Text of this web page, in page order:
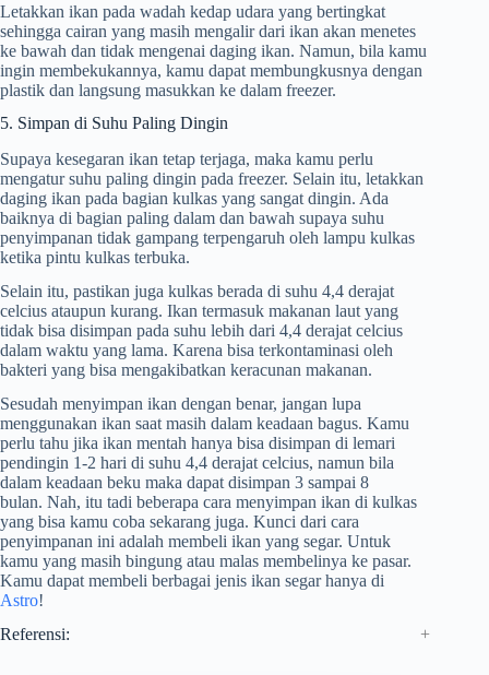
Letakkan ikan pada wadah kedap udara yang bertingkat
sehingga cairan yang masih mengalir dari ikan akan menetes
ke bawah dan tidak mengenai daging ikan. Namun, bila kamu
ingin membekukannya, kamu dapat membungkusnya dengan
plastik dan langsung masukkan ke dalam freezer.
5. Simpan di Suhu Paling Dingin
Supaya kesegaran ikan tetap terjaga, maka kamu perlu
mengatur suhu paling dingin pada freezer. Selain itu, letakkan
daging ikan pada bagian kulkas yang sangat dingin. Ada
baiknya di bagian paling dalam dan bawah supaya suhu
penyimpanan tidak gampang terpengaruh oleh lampu kulkas
ketika pintu kulkas terbuka.
Selain itu, pastikan juga kulkas berada di suhu 4,4 derajat
celcius ataupun kurang. Ikan termasuk makanan laut yang
tidak bisa disimpan pada suhu lebih dari 4,4 derajat celcius
dalam waktu yang lama. Karena bisa terkontaminasi oleh
bakteri yang bisa mengakibatkan keracunan makanan.
Sesudah menyimpan ikan dengan benar, jangan lupa
menggunakan ikan saat masih dalam keadaan bagus. Kamu
perlu tahu jika ikan mentah hanya bisa disimpan di lemari
pendingin 1-2 hari di suhu 4,4 derajat celcius, namun bila
dalam keadaan beku maka dapat disimpan 3 sampai 8
bulan. Nah, itu tadi beberapa cara menyimpan ikan di kulkas
yang bisa kamu coba sekarang juga. Kunci dari cara
penyimpanan ini adalah membeli ikan yang segar. Untuk
kamu yang masih bingung atau malas membelinya ke pasar.
Kamu dapat membeli berbagai jenis ikan segar hanya di
Astro!
Referensi: